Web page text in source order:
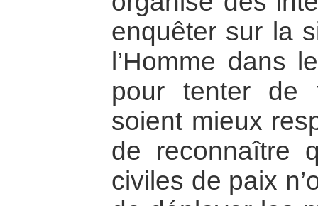
enquêter sur la
l’Homme dans
pour tenter de
soient mieux
de reconnaître
civiles de paix